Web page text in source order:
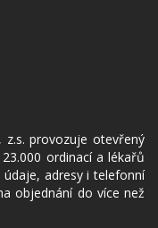
z.s. provozuje otevřený
ordinací a lékařů
adresy i telefonní
objednání do více než